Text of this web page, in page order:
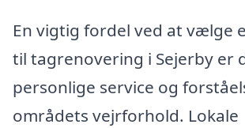
En vigtig fordel ved at vælge
til tagrenovering i Sejerby er
personlige service og
områdets vejrforhold. Lokale